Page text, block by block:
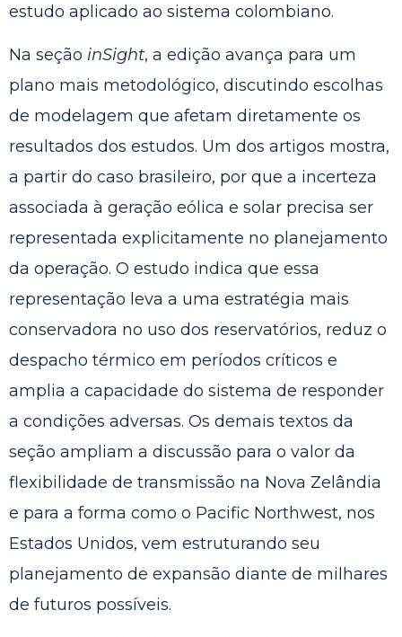
estudo aplicado ao sistema colombiano.
Na seção inSight, a edição avança para um
plano mais metodológico, discutindo escolhas
de modelagem que afetam diretamente os
resultados dos estudos. Um dos artigos mostra,
a partir do caso brasileiro, por que a incerteza
associada à geração eólica e solar precisa ser
representada explicitamente no planejamento
da operação. O estudo indica que essa
representação leva a uma estratégia mais
conservadora no uso dos reservatórios, reduz o
despacho térmico em períodos críticos e
amplia a capacidade do sistema de responder
a condições adversas. Os demais textos da
seção ampliam a discussão para o valor da
flexibilidade de transmissão na Nova Zelândia
e para a forma como o Pacific Northwest, nos
Estados Unidos, vem estruturando seu
planejamento de expansão diante de milhares
de futuros possíveis.